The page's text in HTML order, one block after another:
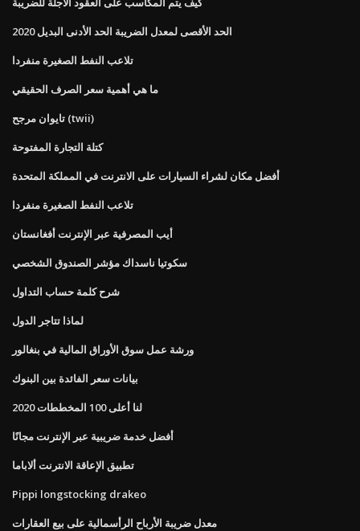
الحد الأقصى لمعدل الضريبة الحد الأدنى البديل 2020
تلاعب النفط الصغيرة منفردا
ما هي أهمية سعر الصرف الحقيقي
تايوان مرجح (twii)
كتلة التجارة المفتوحة
أفضل مكان لشراء السيارات على الانترنت في المملكة المتحدة
تلاعب النفط الصغيرة منفردا
أيب المصرفية عبر الإنترنت أفغانستان
سكوتيا ناسداك مؤشر الصندوق الشخصي
شرح كلمة حساب التداول
لماذا تتاجر الدول
ورشة عمل سوق الأوراق المالية في بنغالور
بيانات سعر الفائدة بين البنوك
لنا أعلى 100 المخططات 2020
أفضل خدمة ضريبية عبر الإنترنت مجانًا
تطبيق الإعاقة الانترنت ألاباما
Pippi longstocking drakeo
معدل ضريبة الأرباح الرأسمالية على بيع العقارات